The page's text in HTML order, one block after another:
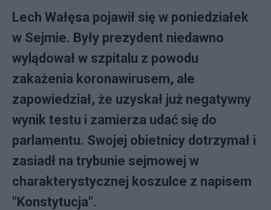
Lech Wałęsa pojawił się w poniedziałek
w Sejmie. Były prezydent niedawno
wylądował w szpitalu z powodu
zakażenia koronawirusem, ale
zapowiedział, że uzyskał już negatywny
wynik testu i zamierza udać się do
parlamentu. Swojej obietnicy dotrzymał i
zasiadł na trybunie sejmowej w
charakterystycznej koszulce z napisem
"Konstytucja".